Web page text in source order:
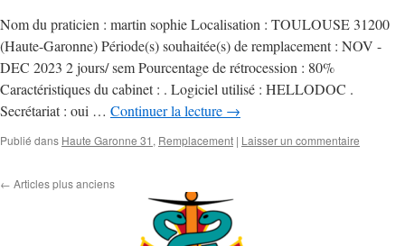
Nom du praticien : martin sophie Localisation : TOULOUSE 31200
(Haute-Garonne) Période(s) souhaitée(s) de remplacement : NOV -
DEC 2023 2 jours/ sem Pourcentage de rétrocession : 80%
Caractéristiques du cabinet : . Logiciel utilisé : HELLODOC .
Secrétariat : oui … Continuer la lecture →
Publié dans Haute Garonne 31 , Remplacement | Laisser un commentaire
← Articles plus anciens